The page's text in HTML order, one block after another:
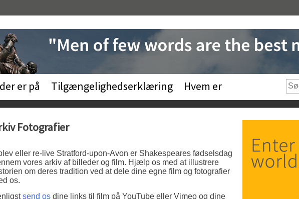
er på Tilgængelighedserklæring Hvem er
Fotografier
eller re-live Stratford-upon-Avon er Shakespeares fødselsdag
vores arkiv af billeder og film. Hjælp os med at illustrere
om deres tradition ved at dele dine egne film og fotografier
os.
send os dine links til film på YouTube eller Vimeo og dine